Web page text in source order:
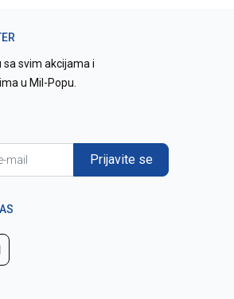
sa svim akcijama i
u Mil-Popu.
Prijavite se